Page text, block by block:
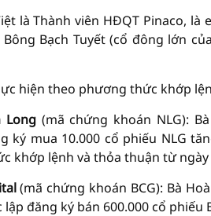
là Thành viên HĐQT Pinaco,
Bông Bạch Tuyết (cổ đông lớn
hiện theo phương thức khớp
Long(mã chứng khoán NLG):
ký mua 10.000 cổ phiếu NLG
khớp lệnh và thỏa thuận từ ngày
(mã chứng khoán BCG): Bà
đăng ký bán 600.000 cổ phiếu